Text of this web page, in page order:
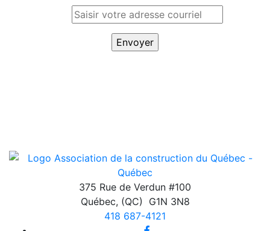
375 Rue de Verdun #100
Québec, (QC)
G1N 3N8
418 687-4121